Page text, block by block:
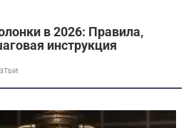
в 2026: Правила‚
инструкция